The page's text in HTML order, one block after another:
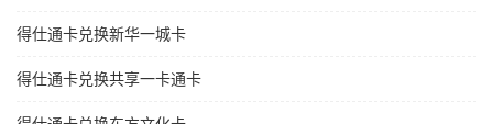
得仕通卡兑换新华一城卡
得仕通卡兑换共享一卡通卡